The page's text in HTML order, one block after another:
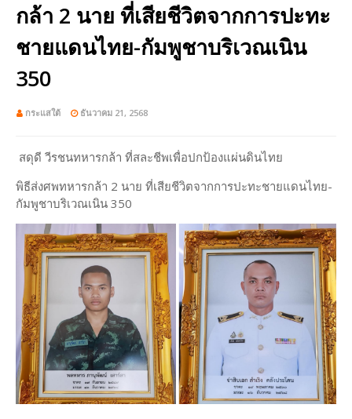
กล้า 2 นาย ที่เสียชีวิตจากการปะทะ
ชายแดนไทย-กัมพูชาบริเวณเนิน
350
กระแสใต้ ธันวาคม 21, 2568
สดุดี วีรชนทหารกล้า ที่สละชีพเพื่อปกป้องแผ่นดินไทย
พิธีส่งศพทหารกล้า 2 นาย ที่เสียชีวิตจากการปะทะชายแดนไทย-
กัมพูชาบริเวณเนิน 350